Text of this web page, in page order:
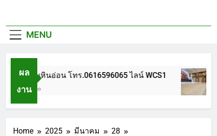
MENU
ผล
งาน
ขัดพื้นหินอ่อน โทร.0616596065 ไลน์ WCS1
1 ปี Ago
Home 2025 มีนาคม
28